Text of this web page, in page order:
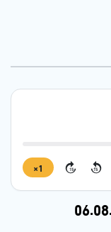
15
15
1×